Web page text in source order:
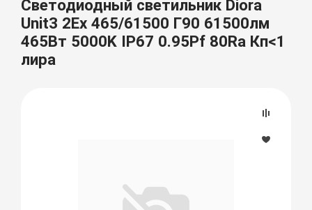
Светодиодный светильник Diora
Unit3 2Ex 465/61500 Г90 61500лм
465Вт 5000K IP67 0.95Pf 80Ra Кп<1
лира